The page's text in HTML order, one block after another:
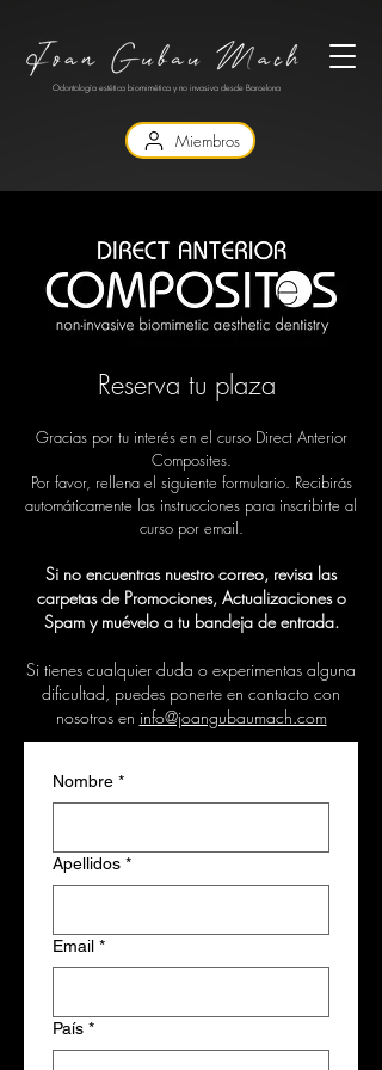
Odontología estética biomimética y no invasiva desde Barcelona
Miembros
Reserva tu plaza
Gracias por tu interés en el curso Direct Anterior
Composites.
Por favor, rellena el siguiente formulario. Recibirás
automáticamente las instrucciones para inscribirte al
curso por email.
Si no encuentras nuestro correo, revisa las
carpetas de Promociones, Actualizaciones o
Spam y muévelo a tu bandeja de entrada.
Si tienes cualquier duda o experimentas alguna
dificultad, puedes ponerte en contacto con
nosotros en info@joangubaumach.com
Nombre *
Apellidos *
Email *
País *